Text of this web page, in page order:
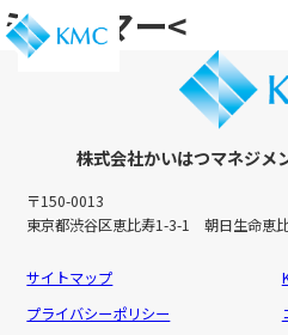
ミャンマー<
株式会社かいはつマネジメ
〒150-0013
東京都渋谷区恵比寿1-3-1 朝日生命恵
サイトマップ
プライバシーポリシー